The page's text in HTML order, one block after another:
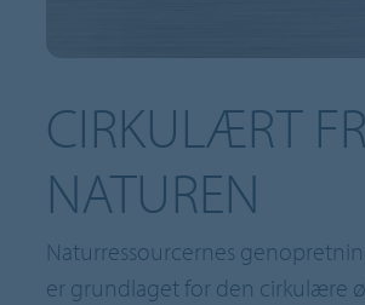
CIRKULÆRT
NATUREN
Naturressourcernes
er grundlaget for den cirkulære